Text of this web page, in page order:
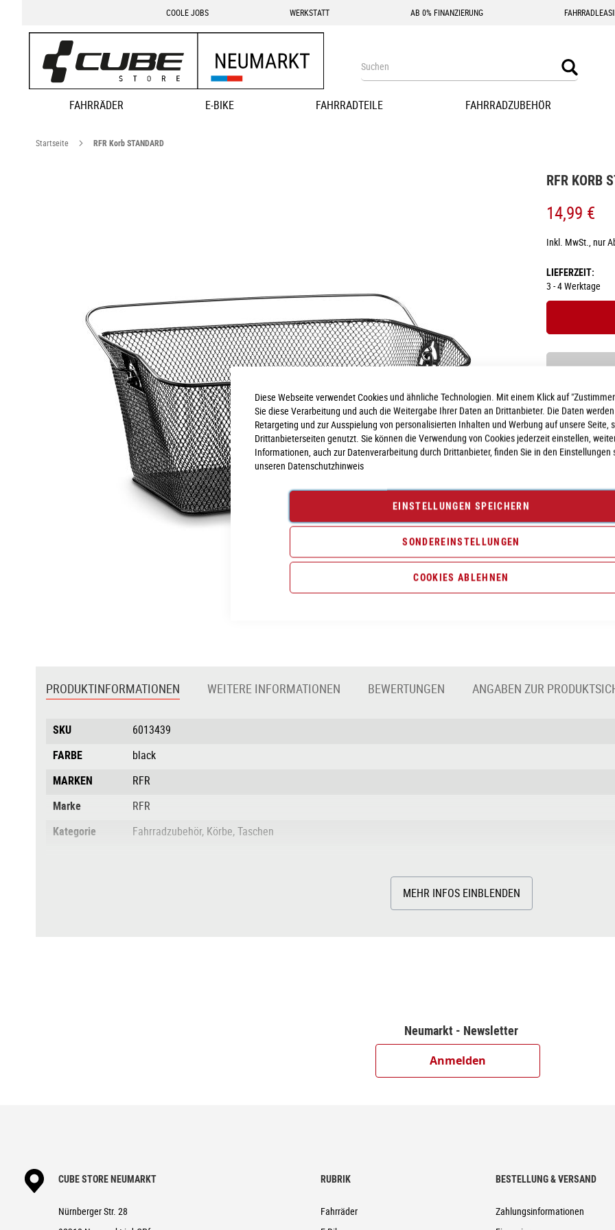
Diese Webseite verwendet Cookies und ähnliche Technologien. Mit einem Klick auf
Sie diese Verarbeitung und auch die Weitergabe Ihrer Daten an Drittanbieter. Die Daten
Retargeting und zur Ausspielung von personalisierten Inhalten und Werbung auf unsere Seite,
Drittanbieterseiten genutzt. Sie können die Verwendung von Cookies jederzeit einstellen,
Informationen, auch zur Datenverarbeitung durch Drittanbieter, finden Sie in den Einstellungen
unseren Datenschutzhinweis
EINSTELLUNGEN SPEICHERN
SONDEREINSTELLUNGEN
COOKIES ABLEHNEN
COOLE JOBS WERKSTATT AB 0% FINANZIERUNG
Search Search
FAHRRÄDER E-BIKE FAHRRADTEILE FAHRRADZUBEHÖR
Startseite RFR Korb STANDARD
der
Bildgalerie
RFR KORB
14,99 €
Inkl. MwSt., nur
LIEFERZEIT
3 - 4 Werktage
Vergleichsliste:
PRODUKTINFORMATIONEN
Produktinformationen
SKU
6013439
FARBE
black
MARKEN
RFR
Marke
RFR
Kategorie
Fahrradzubehör, Körbe, Taschen
MEHR INFOS EINBLENDEN
WEITERE INFORMATIONEN BEWERTUNGEN ANGABEN ZUR
Neumarkt - Newsletter
Anmelden
CUBE STORE NEUMARKT
Nürnberger Str. 28
RUBRIK
Fahrräder
BESTELLUNG & VERSAND
Zahlungsinformationen